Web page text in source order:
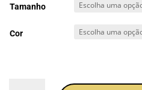
Tamanho
Cor